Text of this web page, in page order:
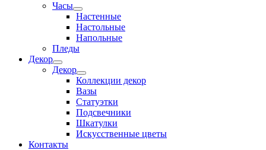
Часы
Настенные
Настольные
Напольные
Пледы
Декор
Декор
Коллекции декор
Вазы
Статуэтки
Подсвечники
Шкатулки
Искусственные цветы
Контакты